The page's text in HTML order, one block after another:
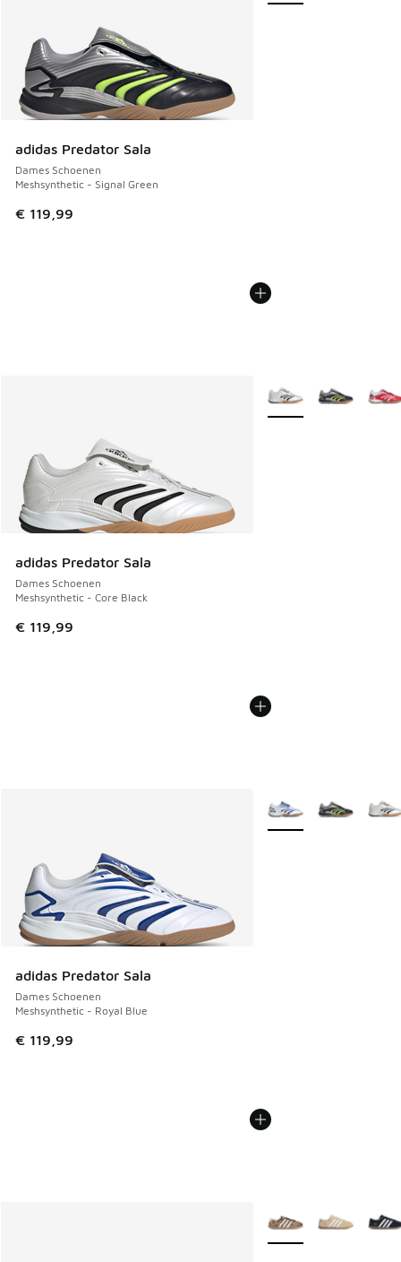
adidas Predator Sala
Dames Schoenen
Meshsynthetic - Signal Green
€ 119,99
adidas Predator Sala
Dames Schoenen
Meshsynthetic - Core Black
€ 119,99
Meer kleuren
adidas Predator Sala
Dames Schoenen
Meshsynthetic - Royal Blue
€ 119,99
Meer kleuren
Meer kleuren